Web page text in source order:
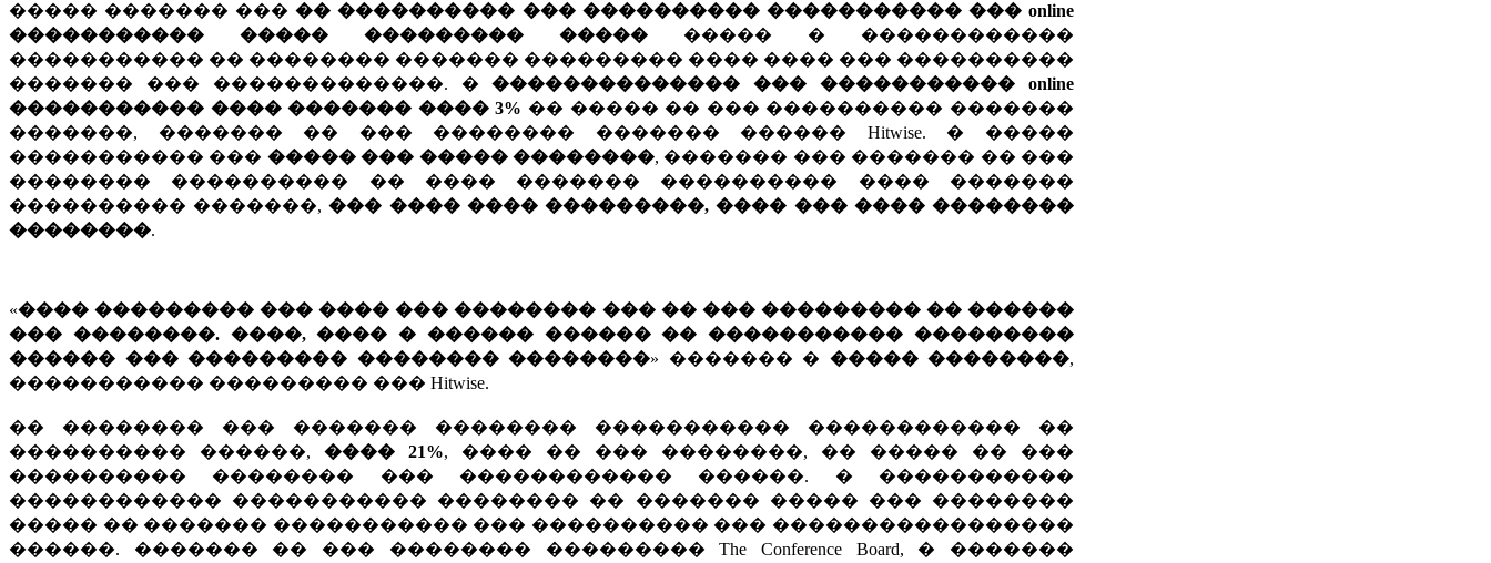
����� ������� ����� ���������� ��� ���������� ����������� ��� online
����������� ����� ��������� ����� ����� � ������������
����������� �� �������� ������� ��������� ���� ���� ��� ����������
������� ��� �������������. ��������������� ��� ����������� online
����������� ���� ������� ���� 3% �� ����� �� ��� ���������� �������
�������, ������� �� ��� �������� ������� ������ Hitwise. � �����
����������� ��� ����� ��� ����� ��������, ������� ��� ������� �� ���
�������� ���������� �� ���� ������� ���������� ���� �������
���������� �������,��� ���� ���� ���������, ���� ��� ���� ��������
��������.
«���� ��������� ��� ���� ��� �������� ��� �� ��� ��������� �� ������
��� ��������. ����, ���� � ������ ������ �� ����������� ���������
������ ��� ��������� �������� ��������» ������� � ����� ��������,
����������� ��������� ��� Hitwise.
�� �������� ��� ������� �������� ����������� ������������ ��
���������� ������, ���� 21%, ���� �� ��� ��������, �� ����� �� ���
���������� �������� ��� ������������ ������. � �����������
������������ ����������� �������� �� ������� ����� ��� ��������
����� �� ������� ����������� ��� ���������� ��� �����������������
������. ������� �� ��� �������� ��������� The Conference Board, � �������